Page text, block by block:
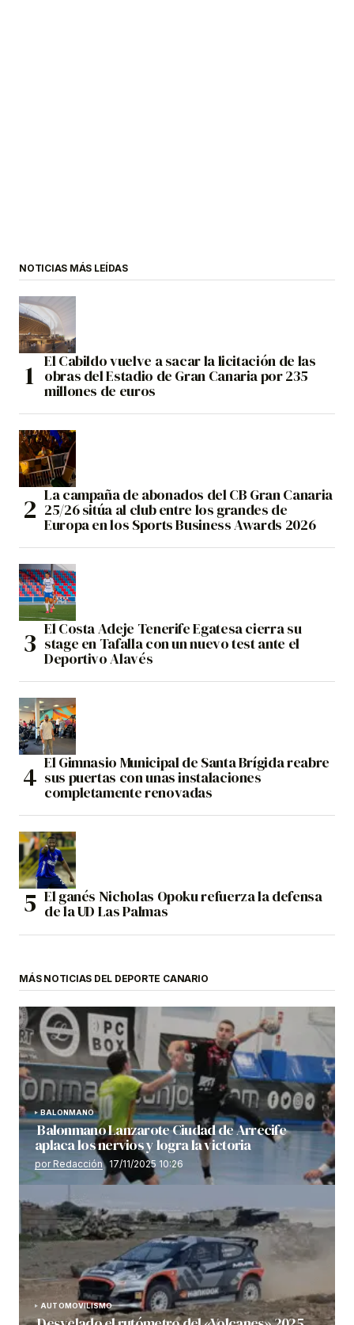
NOTICIAS MÁS LEÍDAS
El Cabildo vuelve a sacar la licitación de las
obras del Estadio de Gran Canaria por 235
millones de euros
La campaña de abonados del CB Gran Canaria
25/26 sitúa al club entre los grandes de
Europa en los Sports Business Awards 2026
El Costa Adeje Tenerife Egatesa cierra su
stage en Tafalla con un nuevo test ante el
Deportivo Alavés
El Gimnasio Municipal de Santa Brígida reabre
sus puertas con unas instalaciones
completamente renovadas
El ganés Nicholas Opoku refuerza la defensa
de la UD Las Palmas
MÁS NOTICIAS DEL DEPORTE CANARIO
BALONMANO
Balonmano Lanzarote Ciudad de Arrecife
aplaca los nervios y logra la victoria
por Redacción 17/11/2025 10:26
AUTOMOVILISMO